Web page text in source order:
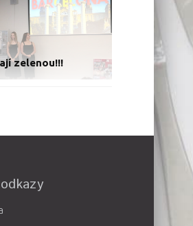
zelenou!!!